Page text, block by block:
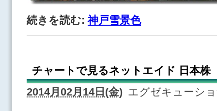
続きを読む:神戸雪景色
チャートで見るネットエイド 日本株
2014月02月14日(金) エグゼキューシ